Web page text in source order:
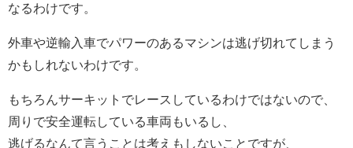
なるわけです。
外車や逆輸入車でパワーのあるマシンは逃げ切れてしまう
かもしれないわけです。
もちろんサーキットでレースしているわけではないので、
周りで安全運転している車両もいるし、
逃げるなんて言うことは考えもしないことですが、